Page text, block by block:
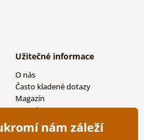
Užitečné informace
O nás
Často kladené dotazy
Magazín
Kontakty
Velkoobchodní spolupráce
nám záleží